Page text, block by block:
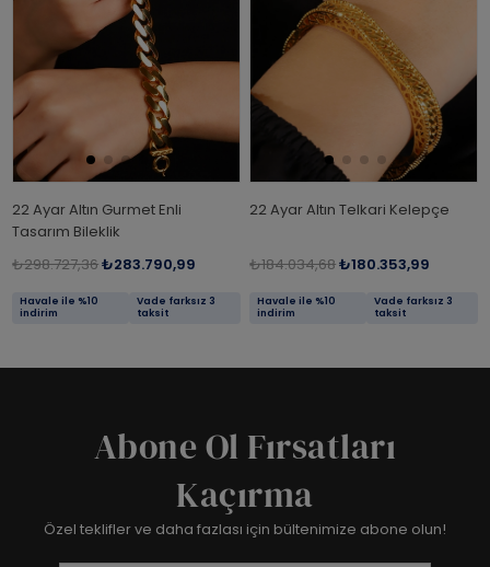
22 Ayar Altın Gurmet Enli
Tasarım Bileklik
₺298.727,36₺283.790,99
Havale ile %10
indirim
Vade farksız 3
taksit
22 Ayar Altın Telkari Kelepçe
₺184.034,68₺180.353,99
Havale ile %10
indirim
Vade farksız 3
taksit
Abone Ol Fırsatları
Kaçırma
Özel teklifler ve daha fazlası için bültenimize abone olun!